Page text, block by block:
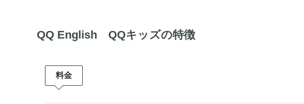
QQ English QQキッズの特徴
料金